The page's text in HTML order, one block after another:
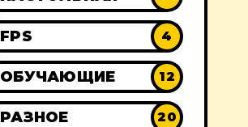
FPS 4
ОБУЧАЮЩИЕ 12
РАЗНОЕ 20